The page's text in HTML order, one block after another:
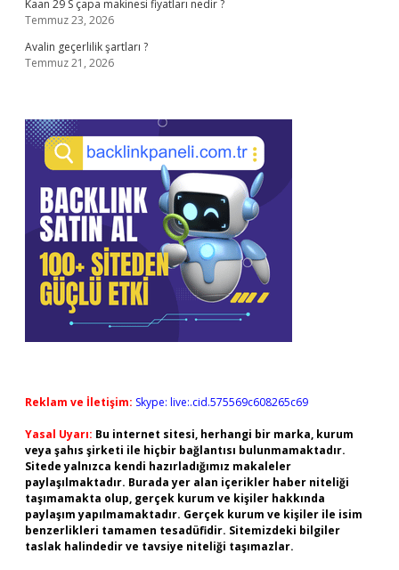
Kaan 29 S çapa makinesi fiyatları nedir ?
Temmuz 23, 2026
Avalin geçerlilik şartları ?
Temmuz 21, 2026
Reklam ve İletişim: Skype: live:.cid.575569c608265c69
Yasal Uyarı: Bu internet sitesi, herhangi bir marka, kurum
veya şahıs şirketi ile hiçbir bağlantısı bulunmamaktadır.
Sitede yalnızca kendi hazırladığımız makaleler
paylaşılmaktadır. Burada yer alan içerikler haber niteliği
taşımamakta olup, gerçek kurum ve kişiler hakkında
paylaşım yapılmamaktadır. Gerçek kurum ve kişiler ile isim
benzerlikleri tamamen tesadüfidir. Sitemizdeki bilgiler
taslak halindedir ve tavsiye niteliği taşımazlar.